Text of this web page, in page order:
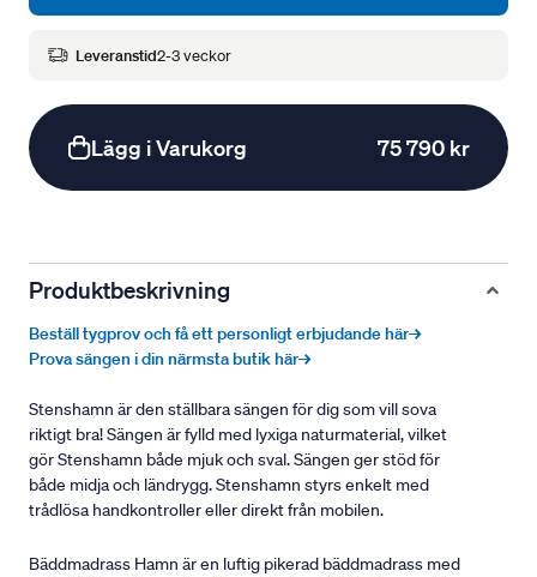
Leveranstid2-3 veckor
Lägg i Varukorg 75 790 kr
Produktbeskrivning
Beställ tygprov och få ett personligt erbjudande här→
Prova sängen i din närmsta butik här→
Stenshamn är den ställbara sängen för dig som vill sova
riktigt bra! Sängen är fylld med lyxiga naturmaterial, vilket
gör Stenshamn både mjuk och sval. Sängen ger stöd för
både midja och ländrygg. Stenshamn styrs enkelt med
trådlösa handkontroller eller direkt från mobilen.
Bäddmadrass Hamn är en luftig pikerad bäddmadrass med